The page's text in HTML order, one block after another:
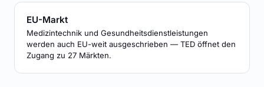
EU-Markt
Medizintechnik und Gesundheitsdienstleistungen
werden auch EU-weit ausgeschrieben — TED öffnet den
Zugang zu 27 Märkten.